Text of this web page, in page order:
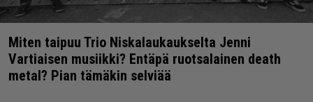
Miten taipuu Trio Niskalaukaukselta Jenni
Vartiaisen musiikki? Entäpä ruotsalainen death
metal? Pian tämäkin selviää